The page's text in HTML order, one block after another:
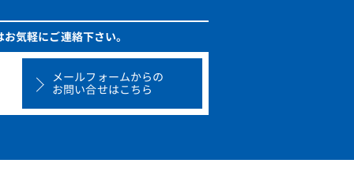
気軽にご連絡下さい。
メールフォームからの
お問い合せはこちら